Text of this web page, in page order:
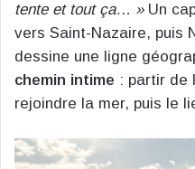
tente et tout ça… »Un
vers Saint-Nazaire, puis
dessine une ligne
chemin intime : partir de
rejoindre la mer, puis le